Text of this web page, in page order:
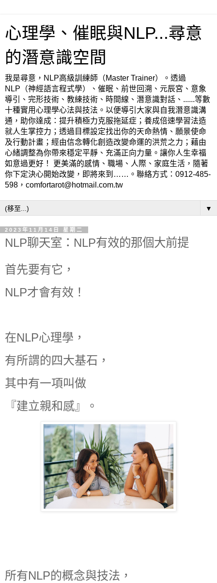
心理學、催眠與NLP...尋意
的潛意識空間
我是尋意，NLP高級訓練師（Master Trainer）。透過
NLP（神經語言程式學）、催眠、前世回溯、元辰宮、意象
導引、完形技術、教練技術、時間線、潛意識對話、......等數
十種實用心理學心法與技法。以便導引大家與自我潛意識溝
通，助你達成：提升積極力克服拖延症；養成倍速學習法造
就人生掌控力；透過目標設定找出你的天命熱情、願景使命
及行動計畫；經由信念轉化創造改變命運的洪荒之力；藉由
心緒調整為你帶來穩定平靜、充滿正向力量。讓你人生幸福
如意過更好！ 更美滿的感情、職場、人際、家庭生活，隨著
你下定決心開始改變，即將來到……。聯絡方式：0912-485-
598，comfortarot@hotmail.com.tw
▼
2023年11月14日 星期二
NLP聊天室：NLP有效的那個大前提
首先要有它，
NLP才會有效！
在NLP心理學，
有所謂的四大基石，
其中有一項叫做
『建立親和感』。
所有NLP的概念與技法，